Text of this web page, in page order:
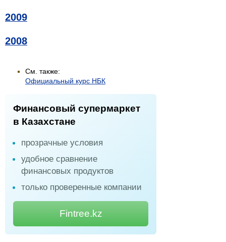
2009
2008
См. также:
Официальный курс НБК
Финансовый супермаркет
в Казахстане
прозрачные условия
удобное сравнение
финансовых продуктов
только проверенные компании
Fintree.kz